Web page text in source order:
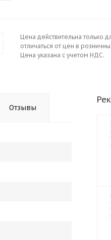
Цена действительна только
отличаться от цен в
Цена указана с учетом НДС.
Отзывы